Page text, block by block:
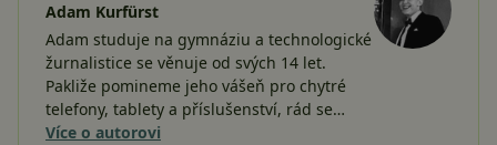
Adam Kurfürst
Adam studuje na gymnáziu a technologické
žurnalistice se věnuje od svých 14 let.
Pakliže pomineme jeho vášeň pro chytré
telefony, tablety a příslušenství, rád se…
Více o autorovi